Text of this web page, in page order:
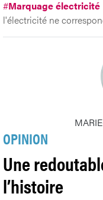
#Marquage électricité
l'électricité ne
OPINION
Une
l’histoire